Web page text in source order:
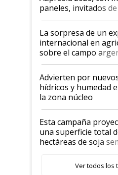
años"
paneles, invitados de
todas las tendencias
La sorpresa de un
internacional en
sobre el campo
"Estoy muy
Advierten por
hídricos y humedad
la zona núcleo
Esta campaña
una superficie total
hectáreas de soja
variedades que
salto tecnológico en
Ver todos los